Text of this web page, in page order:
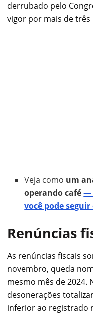
derrubado pelo
vigor por mais de três
Veja como um
operando café—
você pode
Renúncias
As renúncias fiscais
novembro, queda
mesmo mês de 2024.
desonerações
inferior ao registrado